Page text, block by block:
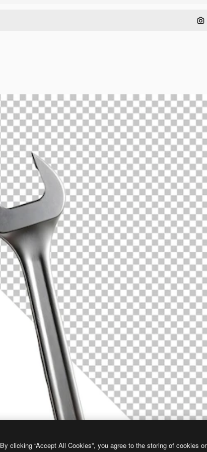
By clicking “Accept All Cookies”, you agree to the storing of cookies